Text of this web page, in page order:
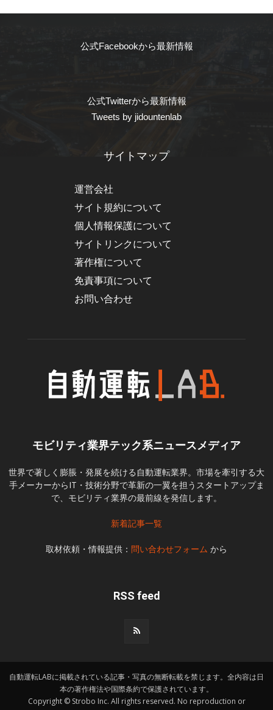
公式Facebookから最新情報
公式Twitterから最新情報
Tweets by jidountenlab
サイトマップ
運営会社
サイト規約について
個人情報保護について
サイトリンクについて
著作権について
免責事項について
お問い合わせ
モビリティ業界テック系ニュースメディア
世界で著しく膨脹・発展を続ける自動運転業界。市場を牽引する大
手メーカーからIT・技術分野で革新の一翼を担うスタートアップま
で、モビリティ業界の最前線を発信します。
新着記事一覧
取材依頼・情報提供： 問い合わせフォーム から
RSS feed
自動運転LABに掲載されている記事・写真の無断転載を禁じます。全内容は日
本の著作権法や国際条約で保護されています。
Copyright © Strobo Inc. All rights reserved. No reproduction or